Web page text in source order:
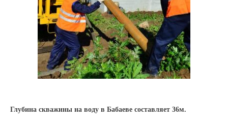
Глубина скважины на воду в Бабаеве составляет 36м.